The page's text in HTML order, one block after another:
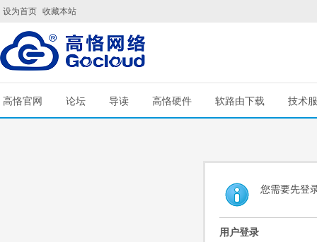
设为首页 收藏本站
高恪官网 论坛 导读 高恪硬件 软路由下载 技术
您需要先登
用户登录